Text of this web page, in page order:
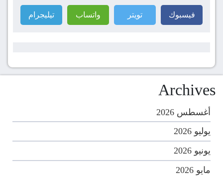
فيسبوك تويتر واتساب تيليجرام
Archives
أغسطس 2026
يوليو 2026
يونيو 2026
مايو 2026